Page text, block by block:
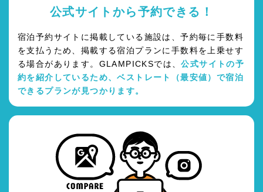
公式サイトから予約できる！
宿泊予約サイトに掲載している施設は、予約毎に手数料
を支払うため、掲載する宿泊プランに手数料を上乗せす
る場合があります。GLAMPICKSでは、公式サイトの予
約を紹介しているため、ベストレート（最安値）で宿泊
できるプランが見つかります。